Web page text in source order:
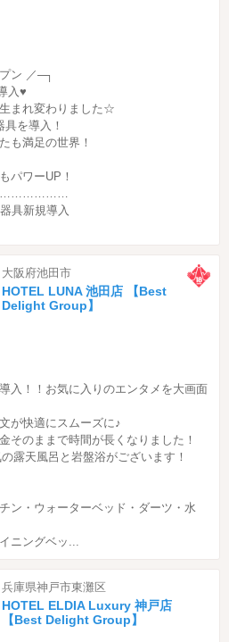
ン ／─┐
導入♥
まれ変わりました☆
を導入！
も満足の世界！
パワーUP！
具新規導入
大阪府池田市
HOTEL LUNA 池田店 【Best
Delight Group】
入！！お気に入りのエンタメを大画面
が快適にスムーズに♪
そのままで時間が長くなりました！
露天風呂と岩盤浴がございます！
ン・ウォーターベッド・ダーツ・水
ニングベッ...
兵庫県神戸市東灘区
HOTEL ELDIA Luxury 神戸店
【Best Delight Group】